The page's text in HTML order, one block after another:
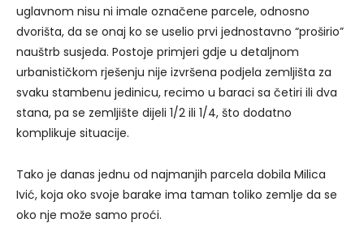
uglavnom nisu ni imale označene parcele, odnosno
dvorišta, da se onaj ko se uselio prvi jednostavno “proširio”
nauštrb susjeda. Postoje primjeri gdje u detaljnom
urbanističkom rješenju nije izvršena podjela zemljišta za
svaku stambenu jedinicu, recimo u baraci sa četiri ili dva
stana, pa se zemljište dijeli 1/2 ili 1/4, što dodatno
komplikuje situacije.
Tako je danas jednu od najmanjih parcela dobila Milica
Ivić, koja oko svoje barake ima taman toliko zemlje da se
oko nje može samo proći.